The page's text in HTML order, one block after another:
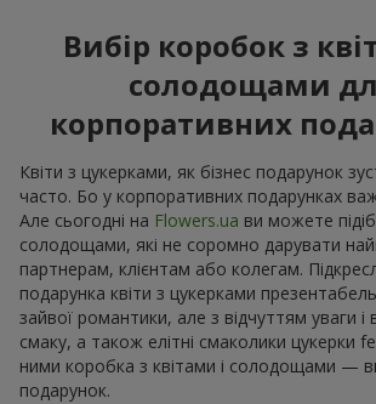
Вибір коробок з
солодощами
корпоративних
Квіти з цукерками, як бізнес подарунок
часто. Бо у корпоративних подарунках
Але сьогодні на Flowers.ua ви можете
солодощами, які не соромно дарувати
партнерам, клієнтам або колегам.
подарунка квіти з цукерками
зайвої романтики, але з відчуттям уваги і
смаку, а також елітні смаколики цукерки
ними коробка з квітами і солодощами —
подарунок.